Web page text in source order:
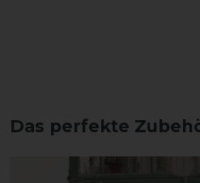
Das perfekte